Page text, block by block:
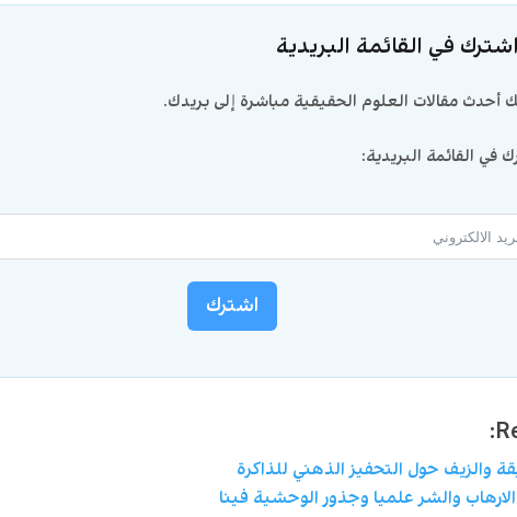
في القائمة البريدية
أحدث مقالات العلوم الحقيقية مباشرة إلى بريدك.
في القائمة البريدية:
اشترك
والزيف حول التحفيز الذهني للذاكرة
والشر علميا وجذور الوحشية فينا